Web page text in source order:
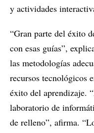
y actividades
“Gran parte del éxito
con esas guías”,
las metodologías
recursos tecnológicos
éxito del aprendizaje.
laboratorio de
de relleno”, afirma.